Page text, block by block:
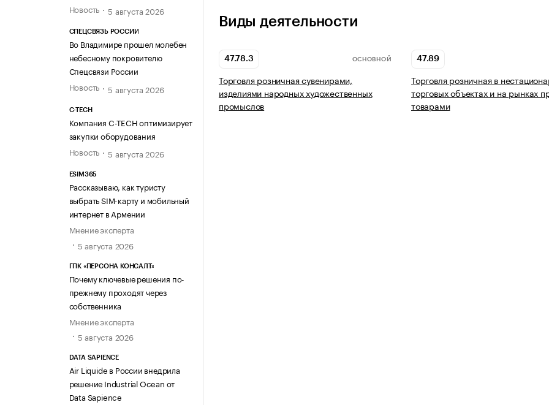
Новость
5 августа 2026
СПЕЦСВЯЗЬ РОССИИ
Во Владимире прошел молебен
небесному покровителю
Спецсвязи России
Новость
5 августа 2026
C-TECH
Компания C-TECH оптимизирует
закупки оборудования
Новость
5 августа 2026
ESIM365
Рассказываю, как туристу
выбрать SIM-карту и мобильный
интернет в Армении
Мнение эксперта
5 августа 2026
ГПК «ПЕРСОНА КОНСАЛТ»
Почему ключевые решения по-
прежнему проходят через
собственника
Мнение эксперта
5 августа 2026
DATA SAPIENCE
Air Liquide в России внедрила
решение Industrial Ocean от
Data Sapience
Виды деятельности
47.78.3 ОСНОВНОЙ
Торговля розничная сувенирами,
изделиями народных художественных
промыслов
47.89
Торговля розничная в
торговых объектах и на рынках
товарами